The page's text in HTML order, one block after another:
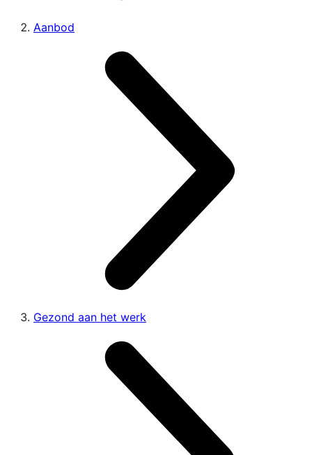
Aanbod
Gezond aan het werk